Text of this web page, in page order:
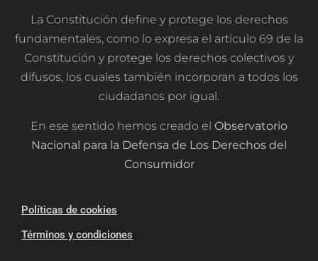
La Constitución define y protege los derechos
fundamentales, como lo expresa el artículo 69 de la
Constitución y protege los derechos colectivos y
difusos, los cuales también incorporan a todos los
ciudadanos por igual.
En ese sentido hemos creado el Observatorio
Nacional para la Defensa de Los Derechos del
Consumidor
Políticas de cookies
Términos y condiciones